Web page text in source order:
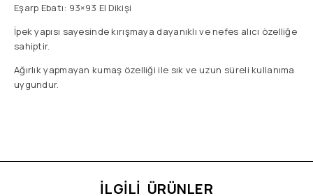
Eşarp Ebatı: 93×93 El Dikişi
İpek yapısı sayesinde kırışmaya dayanıklı ve nefes alıcı özelliğe
sahiptir.
Ağırlık yapmayan kumaş özelliği ile sık ve uzun süreli kullanıma
uygundur.
İLGİLİ ÜRÜNLER